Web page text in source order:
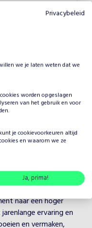
veel keuzes met
Kapiteins Orkest te
artiest in de
naar een hoger
ervaring en
en vermaken,
Privacybeleid
we je laten weten dat we
worden opgeslagen
van het gebruik en voor
je cookievoorkeuren altijd
en waarom we ze
Ja, prima!